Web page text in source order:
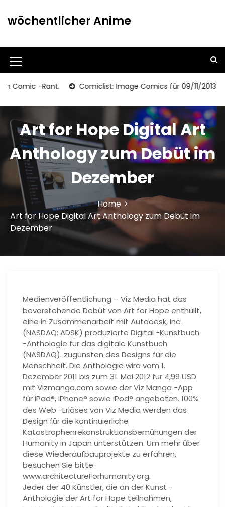
t
c
t
wöchentlicher Anime
M
e
n
u
I
c
o
n
-Rant. Comiclist: Image Comics für 09/11/2013
Art for Hope Digital Art
Anthology zum Debüt im
Dezember
Home
Art for Hope Digital Art Anthology zum Debüt im
Dezember
Medienveröffentlichung – Viz Media hat das
bevorstehende Debüt von Art for Hope enthüllt,
eine in Zusammenarbeit mit Autodesk, Inc.
(NASDAQ: ADSK) produzierte Digital -Kunstbuch
-Anthologie für das digitale Kunstbuch
(NASDAQ). zugunsten des Designs für die
Menschheit. Die Anthologie wird vom 1.
Dezember 2011 bis zum 31. Mai 2012 für 4,99 USD
mit Vizmanga.com sowie der Viz Manga -App
für iPad®, iPhone® sowie iPod® angeboten. 100%
des Web -Erlöses von Viz Media werden das
Design für die kontinuierliche
Katastrophenrekonstruktionsbemühungen der
Humanity in Japan unterstützen. Um mehr über
diese Wiederaufbauprojekte zu erfahren,
besuchen Sie bitte:
www.architectureForhumanity.org.
Jeder der 40 Künstler, die an der Kunst -
Anthologie der Art for Hope teilnahmen,